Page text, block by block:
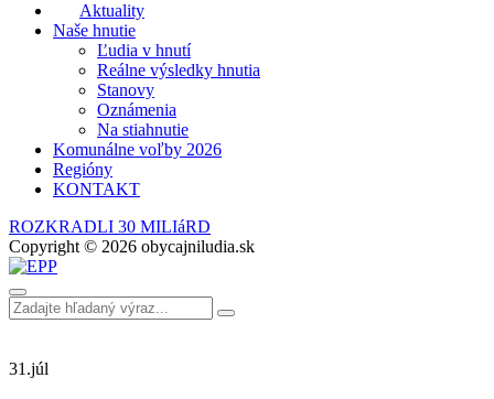
Aktuality
Naše hnutie
Ľudia v hnutí
Reálne výsledky hnutia
Stanovy
Oznámenia
Na stiahnutie
Komunálne voľby 2026
Regióny
KONTAKT
ROZKRADLI 30 MILIáRD
Copyright © 2026 obycajniludia.sk
31.júl